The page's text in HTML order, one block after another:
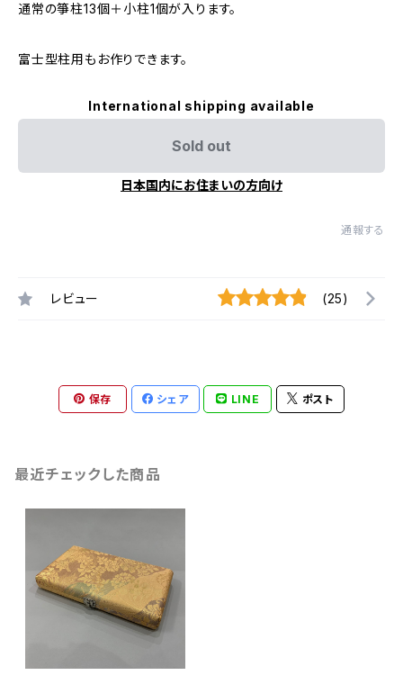
通常の箏柱13個＋小柱1個が入ります。
富士型柱用もお作りできます。
International shipping available
Sold out
日本国内にお住まいの方向け
通報する
レビュー (25)
保存 シェア LINE ポスト
最近チェックした商品